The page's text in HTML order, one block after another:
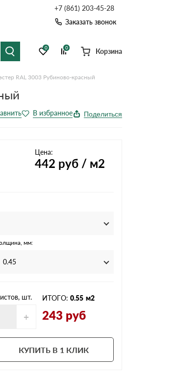
+7 (861) 203-45-28
Заказать звонок
Рулонная кровля
0 0 Корзина
RAL 3003 Рубиново-красный
Поделиться
Цена:
442 руб / м2
мм:
0.45
шт.
+
ИТОГО: 0.55 м2
243 руб
КУПИТЬ В 1 КЛИК